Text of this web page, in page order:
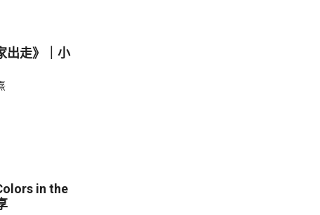
出走》｜小
in the